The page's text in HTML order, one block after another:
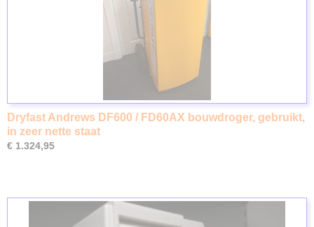
Dryfast Andrews DF600 / FD60AX bouwdroger, gebruikt,
in zeer nette staat
€ 1.324,95